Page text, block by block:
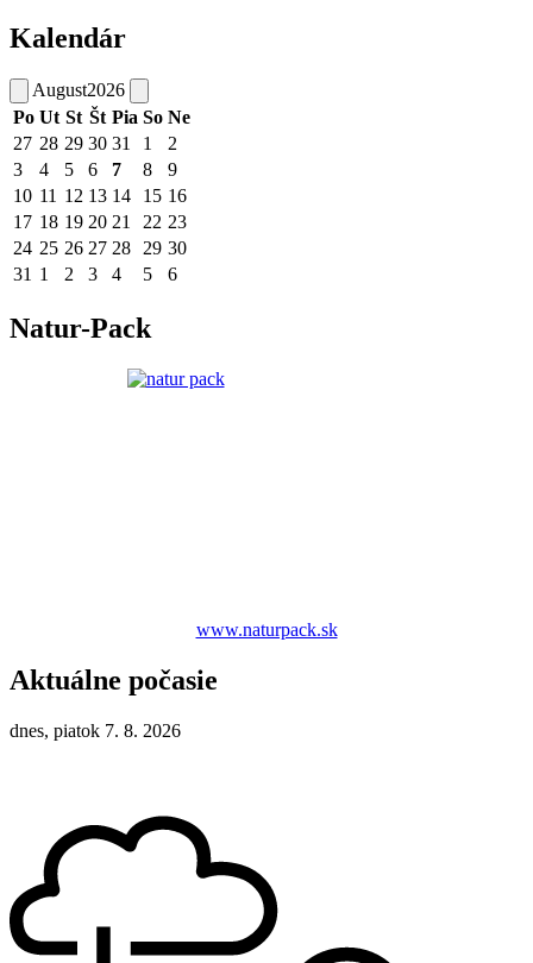
Kalendár
August2026
Po Ut St Št Pia So Ne
27 28 29 30 31 1
2
3
4 5 6 7 8
9
10 11 12 13 14 15 16
17 18 19 20 21 22 23
24 25 26 27 28 29 30
31 1 2 3 4 5 6
Natur-Pack
www.naturpack.sk
Aktuálne počasie
dnes, piatok 7. 8. 2026